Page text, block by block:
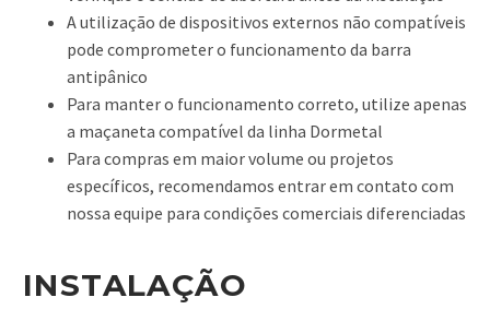
A utilização de dispositivos externos não compatíveis
pode comprometer o funcionamento da barra
antipânico
Para manter o funcionamento correto, utilize apenas
a maçaneta compatível da linha Dormetal
Para compras em maior volume ou projetos
específicos, recomendamos entrar em contato com
nossa equipe para condições comerciais diferenciadas
INSTALAÇÃO